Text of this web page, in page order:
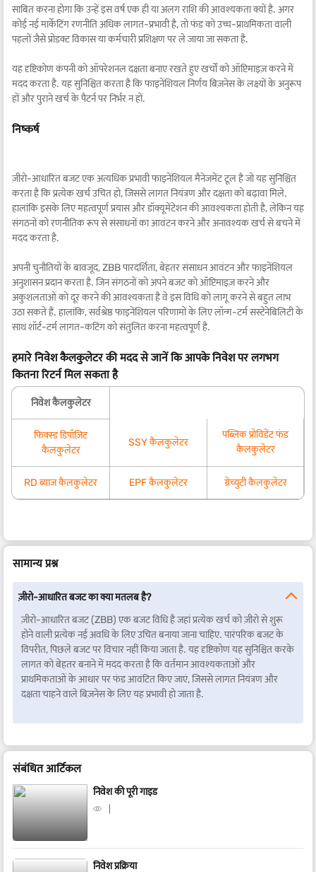
साबित करना होगा कि उन्हें इस वर्ष एक ही या अलग राशि की आवश्यकता क्यों है. अगर
कोई नई मार्केटिंग रणनीति अधिक लागत-प्रभावी है, तो फंड को उच्च-प्राथमिकता वाली
पहलों जैसे प्रोडक्ट विकास या कर्मचारी प्रशिक्षण पर ले जाया जा सकता है.
यह दृष्टिकोण कंपनी को ऑपरेशनल दक्षता बनाए रखते हुए खर्चों को ऑप्टिमाइज़ करने में
मदद करता है. यह सुनिश्चित करता है कि फाइनेंशियल निर्णय बिज़नेस के लक्ष्यों के अनुरूप
हों और पुराने खर्च के पैटर्न पर निर्भर न हों.
निष्कर्ष
ज़ीरो-आधारित बजट एक अत्यधिक प्रभावी फाइनेंशियल मैनेजमेंट टूल है जो यह सुनिश्चित
करता है कि प्रत्येक खर्च उचित हो, जिससे लागत नियंत्रण और दक्षता को बढ़ावा मिले.
हालांकि इसके लिए महत्वपूर्ण प्रयास और डॉक्यूमेंटेशन की आवश्यकता होती है, लेकिन यह
संगठनों को रणनीतिक रूप से संसाधनों का आवंटन करने और अनावश्यक खर्च से बचने में
मदद करता है.
अपनी चुनौतियों के बावजूद, ZBB पारदर्शिता, बेहतर संसाधन आवंटन और फाइनेंशियल
अनुशासन प्रदान करता है. जिन संगठनों को अपने बजट को ऑप्टिमाइज़ करने और
अकुशलताओं को दूर करने की आवश्यकता है वे इस विधि को लागू करने से बहुत लाभ
उठा सकते हैं. हालांकि, सर्वश्रेष्ठ फाइनेंशियल परिणामों के लिए लॉन्ग-टर्म सस्टेनेबिलिटी के
साथ शॉर्ट-टर्म लागत-कटिंग को संतुलित करना महत्वपूर्ण है.
हमारे निवेश कैलकुलेटर की मदद से जानें कि आपके निवेश पर लगभग
कितना रिटर्न मिल सकता है
निवेश कैलकुलेटर
फिक्स्ड डिपॉज़िट
कैलकुलेटर
SSY कैलकुलेटर
पब्लिक प्रोविडेंट फंड
कैलकुलेटर
RD ब्याज कैलकुलेटर EPF कैलकुलेटर ग्रेच्युटी कैलकुलेटर
सामान्य प्रश्न
ज़ीरो-आधारित बजट का क्या मतलब है?
ज़ीरो-आधारित बजट (ZBB) एक बजट विधि है जहां प्रत्येक खर्च को ज़ीरो से शुरू
होने वाली प्रत्येक नई अवधि के लिए उचित बनाया जाना चाहिए. पारंपरिक बजट के
विपरीत, पिछले बजट पर विचार नहीं किया जाता है. यह दृष्टिकोण यह सुनिश्चित करके
लागत को बेहतर बनाने में मदद करता है कि वर्तमान आवश्यकताओं और
प्राथमिकताओं के आधार पर फंड आवंटित किए जाएं, जिससे लागत नियंत्रण और
दक्षता चाहने वाले बिज़नेस के लिए यह प्रभावी हो जाता है.
संबंधित आर्टिकल
निवेश की पूरी गाइड
निवेश प्रक्रिया